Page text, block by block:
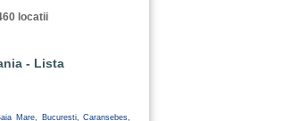
locatii
- Lista
Mare, Bucuresti, Caransebes,